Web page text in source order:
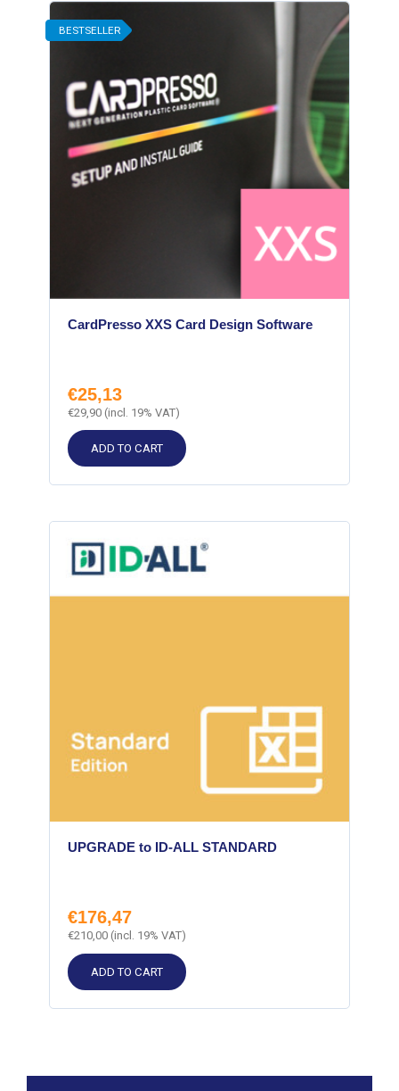
BESTSELLER
CardPresso XXS Card Design Software
€25,13
€29,90 (incl. 19% VAT)
ADD TO CART
UPGRADE to ID-ALL STANDARD
€176,47
€210,00 (incl. 19% VAT)
ADD TO CART